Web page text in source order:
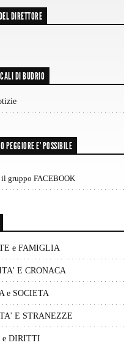
DIRETTORE
DI BUDRIO
PEGGIORE E’ POSSIBILE
gruppo FACEBOOK
e FAMIGLIA
E CRONACA
e SOCIETA
E STRANEZZE
e DIRITTI